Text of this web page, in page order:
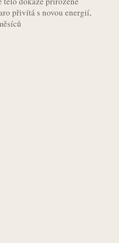
přivítá s novou energií,